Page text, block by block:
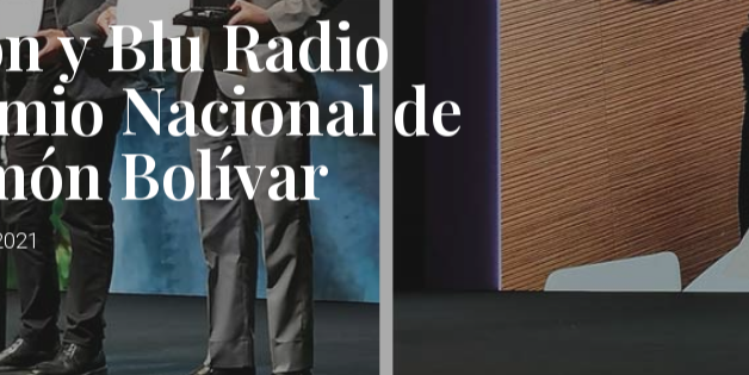
y Blu Radio
Nacional de
Bolívar